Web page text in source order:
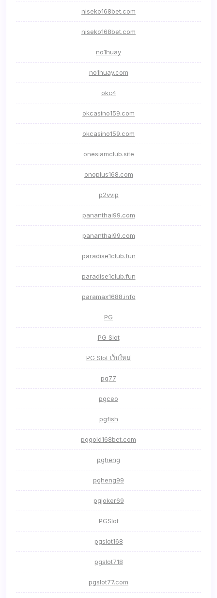
niseko168bet.com
niseko168bet.com
no1huay
no1huay.com
okc4
okcasino159.com
okcasino159.com
onesiamclub.site
onoplus168.com
p2vvip
pananthai99.com
pananthai99.com
paradise1club.fun
paradise1club.fun
paramax1688.info
PG
PG Slot
PG Slot เว็บใหม่
pg77
pgceo
pgfish
pggold168bet.com
pgheng
pgheng99
pgjoker69
PGSlot
pgslot168
pgslot718
pgslot77.com